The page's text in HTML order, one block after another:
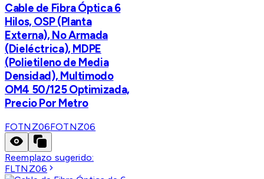
Cable de Fibra Óptica 6
Hilos, OSP (Planta
Externa), No Armada
(Dieléctrica), MDPE
(Polietileno de Media
Densidad), Multimodo
OM4 50/125 Optimizada,
Precio Por Metro
FOTNZ06FOTNZ06
Reemplazo sugerido:
FLTNZ06